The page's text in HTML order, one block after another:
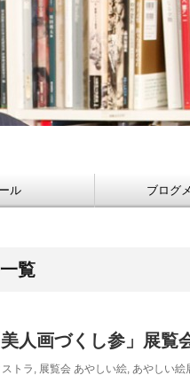
ル ブログ
覧
人画づくし参」展覧
トラ , 展覧会 あやしい絵, あやしい絵